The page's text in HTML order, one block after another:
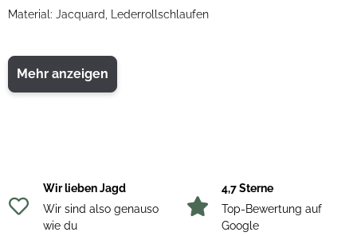
Material: Jacquard, Lederrollschlaufen
Mehr anzeigen
Wir lieben Jagd
Wir sind also genauso
wie du
4,7 Sterne
Top-Bewertung auf
Google